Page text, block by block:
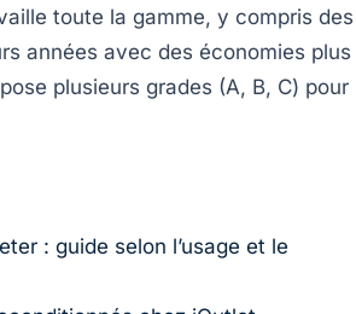
toute la gamme, y compris des
années avec des économies plus
plusieurs grades (A, B, C) pour
: guide selon l’usage et le